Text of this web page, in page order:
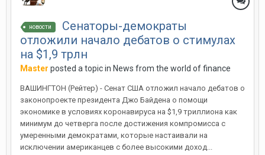
новости
Сенаторы-демократы
отложили начало дебатов о стимулах
на $1,9 трлн
Master posted a topic in News from the world of finance
ВАШИНГТОН (Рейтер) - Сенат США отложил начало дебатов о
законопроекте президента Джо Байдена о помощи
экономике в условиях коронавируса на $1,9 триллиона как
минимум до четверга после достижения компромисса с
умеренными демократами, которые настаивали на
исключении американцев с более высокими доход...